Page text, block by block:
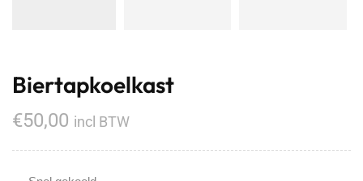
Biertapkoelkast
€50,00 incl BTW